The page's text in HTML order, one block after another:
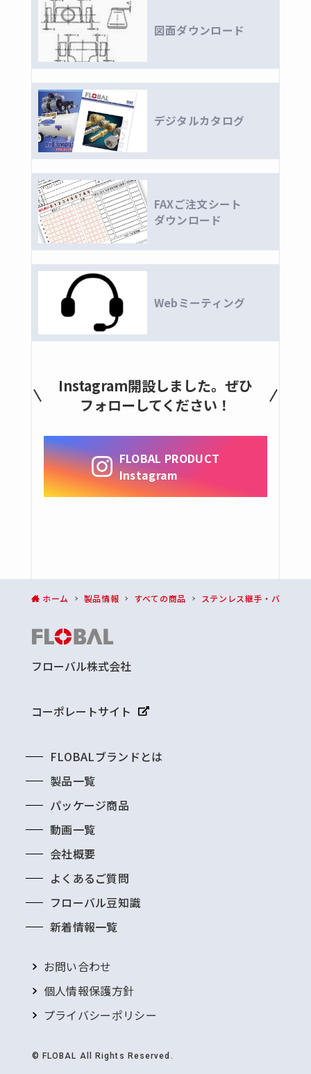
高圧フランジ
全ての商品
角フランジ
銅管継手・バルブ
リングジョイント ・フレアージョイント
全ての商品
リングジョイント
フレアージョイント(一般機械用)
黄銅製ねじ込み継手
全ての商品
黄銅製ねじ込み継手
黄銅製バルブ
全ての商品
ボールバルブ
ゲート
黄銅製コック
ニードルバルブ
全ての商品
銅管用くい込み継手(B型)
銅管用くい込み継手(B1型)
銅管・コイル銅管
青銅製ねじ込継手(NPb処理品)
衛生排水用継手
全ての商品
クローム継手
空調
冷媒継手
冷媒用フレアージョイント
個人情報保護方針
図面ダウンロード
デジタルカタログ
FAXご注文シート
ダウンロード
Webミーティング
Instagram開設しました。ぜひ
フォローしてください！
FLOBAL PRODUCT
Instagram
ホーム 製品情報 すべての商品 ステンレス継手・バルブ
フローバル株式会社
コーポレートサイト
FLOBALブランドとは
製品一覧
パッケージ商品
動画一覧
会社概要
よくあるご質問
フローバル豆知識
新着情報一覧
お問い合わせ
個人情報保護方針
プライバシーポリシー
© FLOBAL All Rights Reserved.